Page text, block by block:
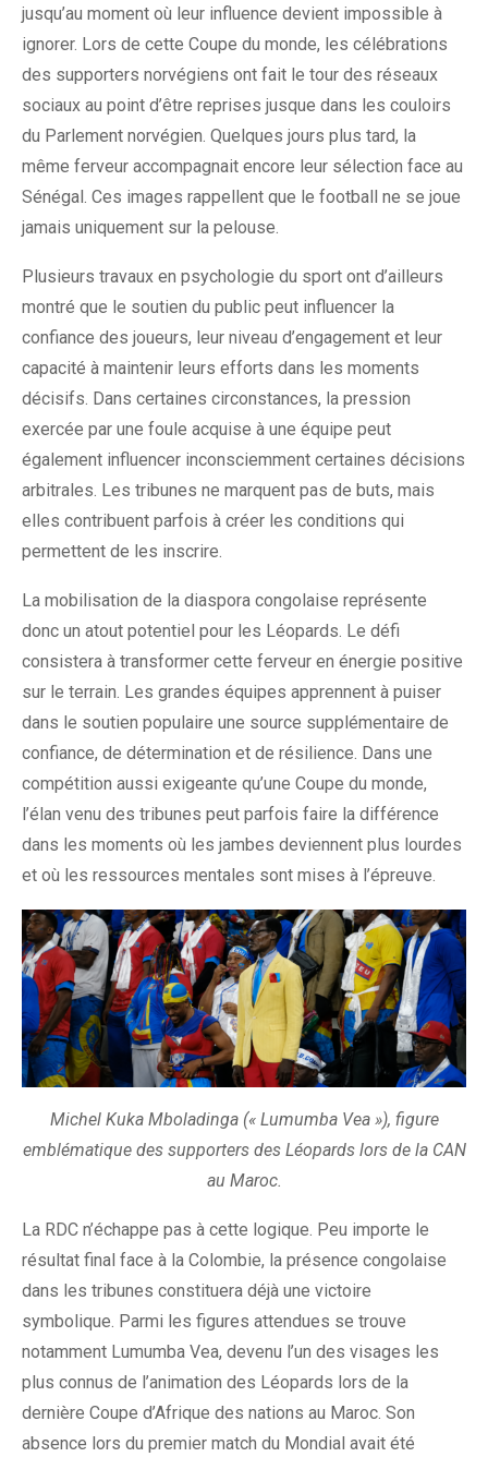
jusqu’au moment où leur influence devient impossible à
ignorer. Lors de cette Coupe du monde, les célébrations
des supporters norvégiens ont fait le tour des réseaux
sociaux au point d’être reprises jusque dans les couloirs
du Parlement norvégien. Quelques jours plus tard, la
même ferveur accompagnait encore leur sélection face au
Sénégal. Ces images rappellent que le football ne se joue
jamais uniquement sur la pelouse.
Plusieurs travaux en psychologie du sport ont d’ailleurs
montré que le soutien du public peut influencer la
confiance des joueurs, leur niveau d’engagement et leur
capacité à maintenir leurs efforts dans les moments
décisifs. Dans certaines circonstances, la pression
exercée par une foule acquise à une équipe peut
également influencer inconsciemment certaines décisions
arbitrales. Les tribunes ne marquent pas de buts, mais
elles contribuent parfois à créer les conditions qui
permettent de les inscrire.
La mobilisation de la diaspora congolaise représente
donc un atout potentiel pour les Léopards. Le défi
consistera à transformer cette ferveur en énergie positive
sur le terrain. Les grandes équipes apprennent à puiser
dans le soutien populaire une source supplémentaire de
confiance, de détermination et de résilience. Dans une
compétition aussi exigeante qu’une Coupe du monde,
l’élan venu des tribunes peut parfois faire la différence
dans les moments où les jambes deviennent plus lourdes
et où les ressources mentales sont mises à l’épreuve.
Michel Kuka Mboladinga (« Lumumba Vea »), figure
emblématique des supporters des Léopards lors de la CAN
au Maroc.
La RDC n’échappe pas à cette logique. Peu importe le
résultat final face à la Colombie, la présence congolaise
dans les tribunes constituera déjà une victoire
symbolique. Parmi les figures attendues se trouve
notamment Lumumba Vea, devenu l’un des visages les
plus connus de l’animation des Léopards lors de la
dernière Coupe d’Afrique des nations au Maroc. Son
absence lors du premier match du Mondial avait été